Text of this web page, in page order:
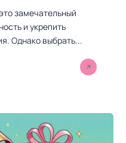
замечательный
и укрепить
Однако выбрать...